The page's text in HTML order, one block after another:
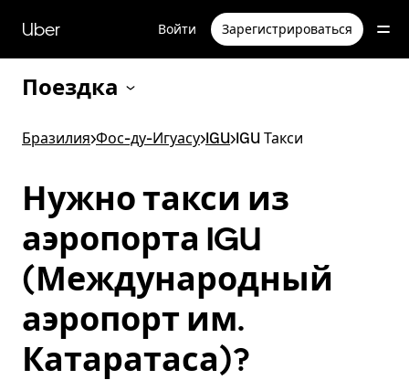
перейти
к
содержимому
Uber Войти Зарегистрироваться
Поездка
Бразилия>Фос-ду-Игуасу>IGU>IGU Такси
Нужно такси из
аэропорта IGU
(Международный
аэропорт им.
Катаратаса)?